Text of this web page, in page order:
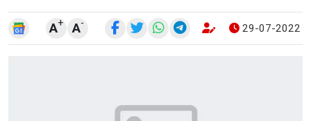
A+ A- 29-07-2022